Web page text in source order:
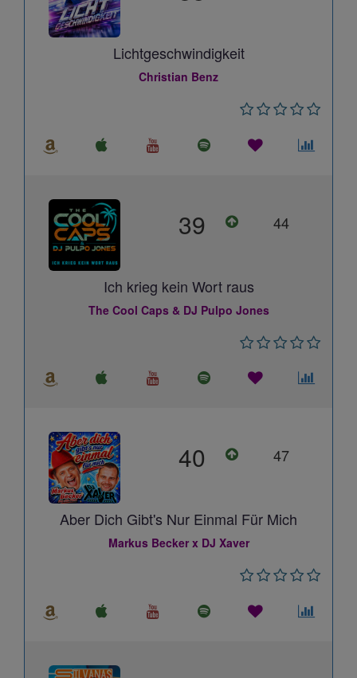
Lichtgeschwindigkeit
Christian Benz
39 44
Ich krieg kein Wort raus
The Cool Caps & DJ Pulpo Jones
40 47
Aber Dich Gibt's Nur Einmal Für Mich
Markus Becker x DJ Xaver